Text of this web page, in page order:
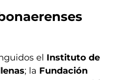
el Instituto de
; la Fundación